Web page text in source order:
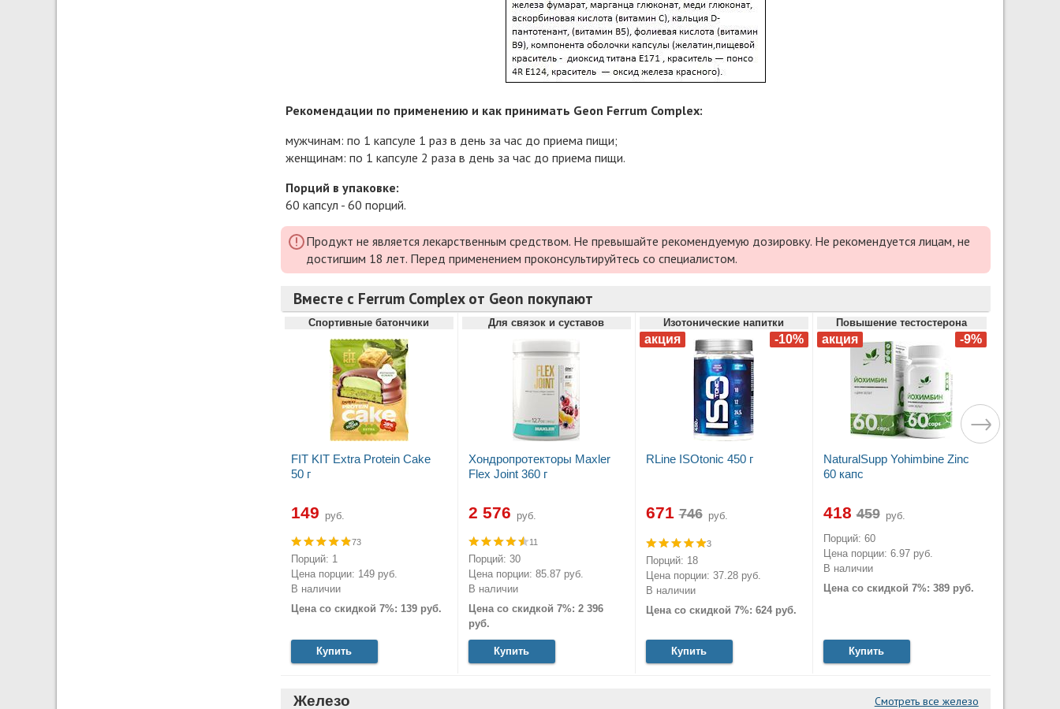
Рекомендации по применению и как принимать Geon Ferrum Complex:
мужчинам: по 1 капсуле 1 раз в день за час до приема пищи;
женщинам: по 1 капсуле 2 раза в день за час до приема пищи.
Порций в упаковке:
60 капсул - 60 порций.
Продукт не является лекарственным средством. Не превышайте рекомендуемую дозировку. Не рекомендуется лицам, не
достигшим 18 лет. Перед применением проконсультируйтесь со специалистом.
Вместе с Ferrum Complex от Geon покупают
Спортивные батончики
FIT KIT Extra Protein Cake
50 г
149 руб.
73
Порций: 1
Цена порции: 149 руб.
В наличии
Цена со скидкой 7%: 139 руб.
Купить
Для связок и суставов
Хондропротекторы Maxler
Flex Joint 360 г
2 576 руб.
11
Порций: 30
Цена порции: 85.87 руб.
В наличии
Цена со скидкой 7%: 2 396
руб.
Купить
Изотонические напитки
RLine ISOtonic 450 г
671 руб.
3
Порций: 18
Цена порции: 37.28 руб.
В наличии
Цена со скидкой 7%: 624 руб.
Купить
Повышение тестостерона
NaturalSupp Yohimbine Zinc
60 капс
418
руб.
Порций: 60
Цена порции: 6.97 руб.
В наличии
Цена со скидкой 7%: 389 руб.
Купить
Железо Смотреть все железо